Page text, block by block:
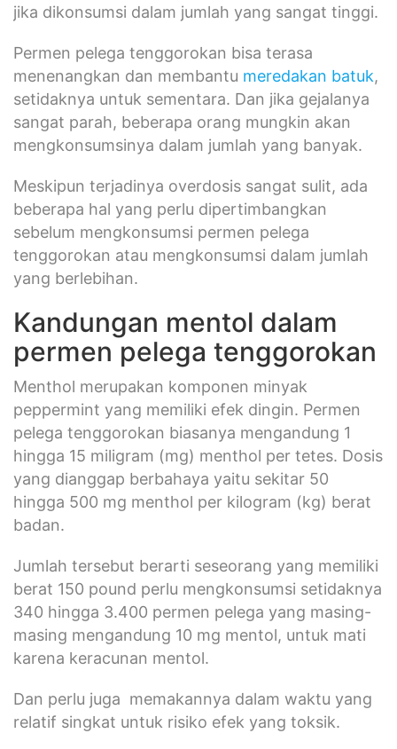
jika dikonsumsi dalam jumlah yang sangat tinggi.
Permen pelega tenggorokan bisa terasa
menenangkan dan membantu meredakan batuk,
setidaknya untuk sementara. Dan jika gejalanya
sangat parah, beberapa orang mungkin akan
mengkonsumsinya dalam jumlah yang banyak.
Meskipun terjadinya overdosis sangat sulit, ada
beberapa hal yang perlu dipertimbangkan
sebelum mengkonsumsi permen pelega
tenggorokan atau mengkonsumsi dalam jumlah
yang berlebihan.
Kandungan mentol dalam
permen pelega tenggorokan
Menthol merupakan komponen minyak
peppermint yang memiliki efek dingin. Permen
pelega tenggorokan biasanya mengandung 1
hingga 15 miligram (mg) menthol per tetes. Dosis
yang dianggap berbahaya yaitu sekitar 50
hingga 500 mg menthol per kilogram (kg) berat
badan.
Jumlah tersebut berarti seseorang yang memiliki
berat 150 pound perlu mengkonsumsi setidaknya
340 hingga 3.400 permen pelega yang masing-
masing mengandung 10 mg mentol, untuk mati
karena keracunan mentol.
Dan perlu juga memakannya dalam waktu yang
relatif singkat untuk risiko efek yang toksik.